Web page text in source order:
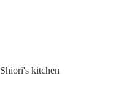
Shiori's kitchen